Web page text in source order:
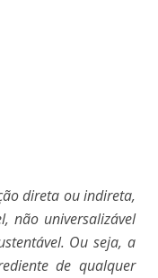
direta ou indireta,
não universalizável
Ou seja, a
de qualquer